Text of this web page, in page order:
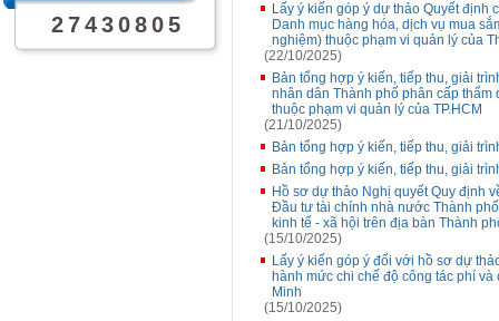
2 7 4 3 0 8 0 5
Lấy ý kiến góp ý dự thảo Quyết định
Danh mục hàng hóa, dịch vụ mua
nghiệm) thuộc phạm vi quản lý của
(22/10/2025)
Bản tổng hợp ý kiến, tiếp thu, giải
nhân dân Thành phố phân cấp
thuộc phạm vi quản lý của TP.HCM
(21/10/2025)
Bản tổng hợp ý kiến, tiếp thu, giải
Bản tổng hợp ý kiến, tiếp thu, giải
Hồ sơ dự thảo Nghị quyết Quy định
Đầu tư tài chính nhà nước Thành
kinh tế - xã hội trên địa bàn Thành
(15/10/2025)
Lấy ý kiến góp ý đối với hồ sơ dự
hành mức chi chế độ công tác phí
Minh
(15/10/2025)